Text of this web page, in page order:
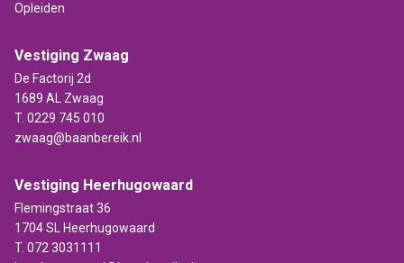
Opleiden
Vestiging Zwaag
De Factorij 2d
1689 AL Zwaag
T. 0229 745 010
zwaag@baanbereik.nl
Vestiging Heerhugowaard
Flemingstraat 36
1704 SL Heerhugowaard
T. 072 3031111